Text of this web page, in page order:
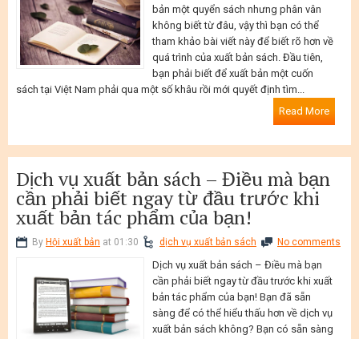
bản một quyển sách nhưng phân vân
không biết từ đâu, vậy thì bạn có thể
tham khảo bài viết này để biết rõ hơn về
quá trình của xuất bản sách. Đầu tiên,
bạn phải biết để xuất bản một cuốn
sách tại Việt Nam phải qua một số khâu rồi mới quyết định tìm...
Read More
Dịch vụ xuất bản sách – Điều mà bạn
cần phải biết ngay từ đầu trước khi
xuất bản tác phẩm của bạn!
By Hội xuất bản at 01:30 dịch vụ xuất bản sách No comments
Dịch vụ xuất bản sách – Điều mà bạn
cần phải biết ngay từ đầu trước khi xuất
bản tác phẩm của bạn! Bạn đã sẵn
sàng để có thể hiểu thấu hơn về dịch vụ
xuất bản sách không? Bạn có sẵn sàng